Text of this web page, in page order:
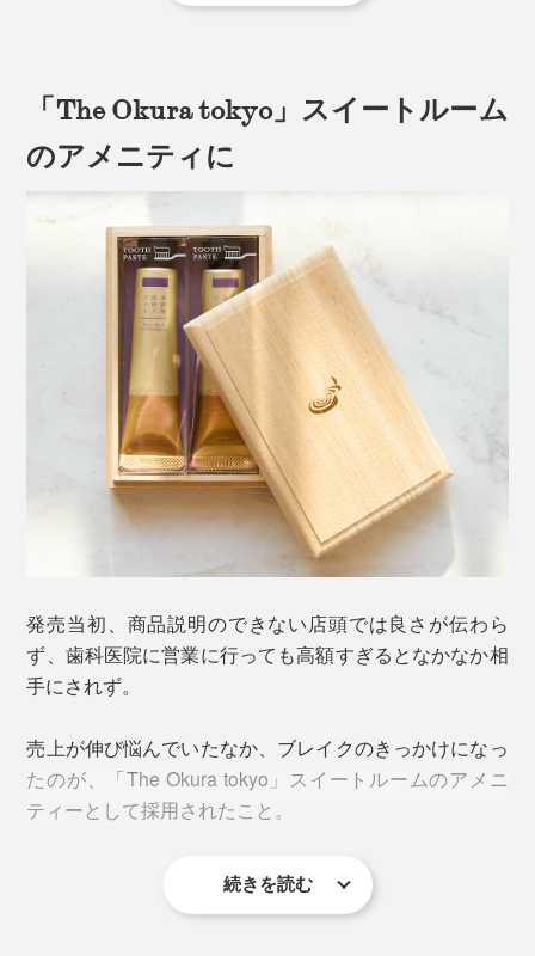
薬部外品」としては販売しないという方針なのだとか。
そのほか、保湿成分として、イチョウの葉、スイカズラ
の成分を配合。
フッ素・発泡剤・研磨剤・合成香料・人工着色料はゼ
ロ。ケミカルなものを最低限にとどめ、成分の97.1%が
天然成分で作られているので、子どもから大人まで安心
して使えます。
「The Okura tokyo」スイートルーム
のアメニティに
発売当初、商品説明のできない店頭では良さが伝わら
ず、歯科医院に営業に行っても高額すぎるとなかなか相
手にされず。
売上が伸び悩んでいたなか、ブレイクのきっかけになっ
たのが、「The Okura tokyo」スイートルームのアメニ
ティーとして採用されたこと。
「木曽檜歯磨きジェル」を使用した宿泊者から購入希望
続きを読む